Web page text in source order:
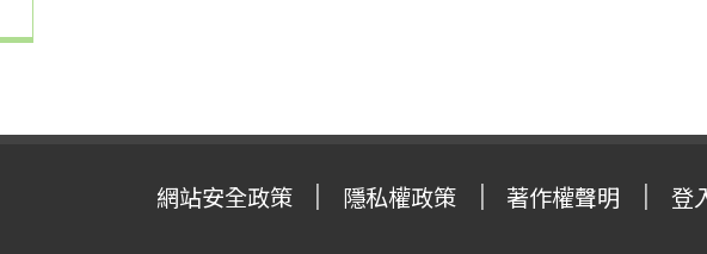
網站安全政策 隱私權政策 著作權聲明 登